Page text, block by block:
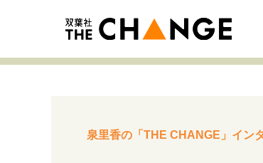
泉里香の「THE CHANGE」イン